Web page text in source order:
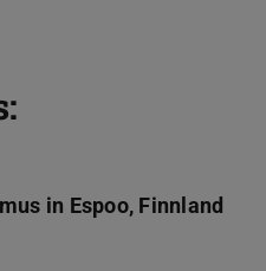
in Espoo, Finnland